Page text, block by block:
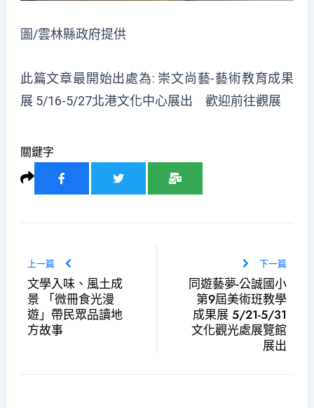
圖/雲林縣政府提供
此篇文章最開始出處為: 崇文尚藝-藝術教育成果
展 5/16-5/27北港文化中心展出 歡迎前往觀展
關鍵字
上一篇
文學入味、風土成
景 「微冊食光漫
遊」帶民眾品讀地
方故事
下一篇
同遊藝夢-公誠國小
第9屆美術班教學
成果展 5/21-5/31
文化觀光處展覽館
展出